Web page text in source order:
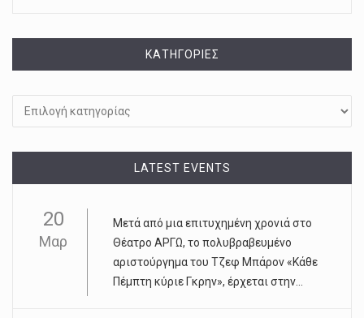
KΑΤΗΓΟΡΊΕΣ
LATEST EVENTS
20
Μαρ
Μετά από μια επιτυχημένη χρονιά στο
Θέατρο ΑΡΓΩ, το πολυβραβευμένο
αριστούργημα του Τζεφ Μπάρον «Κάθε
Πέμπτη κύριε Γκρην», έρχεται στην...